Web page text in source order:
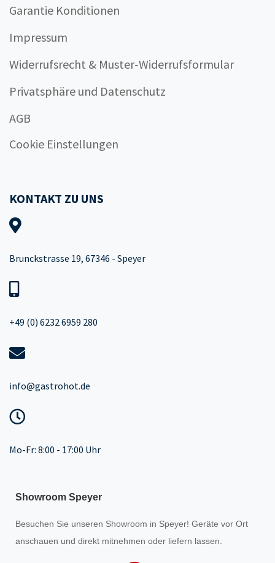
Garantie Konditionen
Impressum
Widerrufsrecht & Muster-Widerrufsformular
Privatsphäre und Datenschutz
AGB
Cookie Einstellungen
KONTAKT ZU UNS
Brunckstrasse 19, 67346 - Speyer
+49 (0) 6232 6959 280
info@gastrohot.de
Mo-Fr: 8:00 - 17:00 Uhr
Showroom Speyer
Besuchen Sie unseren Showroom in Speyer! Geräte vor Ort
anschauen und direkt mitnehmen oder liefern lassen.